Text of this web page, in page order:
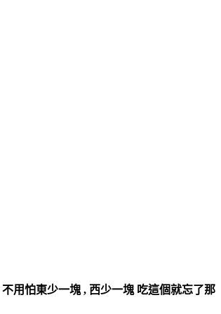
不用怕東少一塊 , 西少一塊 吃這個就忘了那